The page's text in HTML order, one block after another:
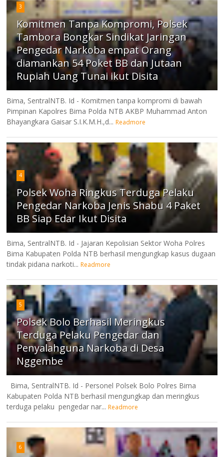
3
Komitmen Tanpa Kompromi, Polsek
Tambora Bongkar Sindikat Jaringan
Pengedar Narkoba empat Orang
diamankan 54 Poket BB dan Jutaan
Rupiah Uang Tunai ikut Disita
Bima, SentralNTB. Id - Komitmen tanpa kompromi di bawah
Pimpinan Kapolres Bima Polda NTB AKBP Muhammad Anton
Bhayangkara Gaisar S.I.K.M.H.,d... Readmore
4
Polsek Woha Ringkus Terduga Pelaku
Pengedar Narkoba Jenis Shabu 4 Paket
BB Siap Edar Ikut Disita
Bima, SentralNTB. Id - Jajaran Kepolisian Sektor Woha Polres
Bima Kabupaten Polda NTB berhasil mengungkap kasus dugaan
tindak pidana narkoti... Readmore
5
Polsek Bolo Berhasil Meringkus
Terduga Pelaku Pengedar dan
Penyalahguna Narkoba di Desa
Nggembe
Bima, SentralNTB. Id - Personel Polsek Bolo Polres Bima
Kabupaten Polda NTB berhasil mengungkap dan meringkus
terduga pelaku pengedar nar... Readmore
6